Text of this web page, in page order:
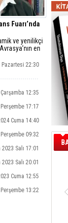
Fuarı’nda
ve yenilikçi
en
Fuarı'na
Pazartesi 22:30
Cuma 16:49
12:35
17:17
Cuma 14:40
09:32
2023 Salı 17:01
Salı 20:01
Cuma 12:55
13:22